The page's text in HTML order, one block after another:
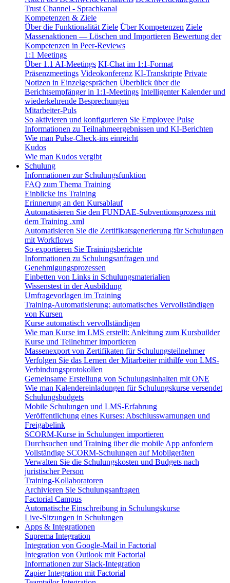
Trust Channel - Sprachkanal
Kompetenzen & Ziele
Über die Funktionalität Ziele Über Kompetenzen Ziele
Massenaktionen — Löschen und Importieren Bewertung der
Kompetenzen in Peer-Reviews
1:1 Meetings
Über 1.1 AI-Meetings KI-Chat im 1:1-Format
Präsenzmeetings Videokonferenz KI-Transkripte Private
Notizen in Einzelgesprächen Überblick über die
Berichtsempfänger in 1:1-Meetings Intelligenter Kalender und
wiederkehrende Besprechungen
Mitarbeiter-Puls
So aktivieren und konfigurieren Sie Employee Pulse
Informationen zu Teilnahmeergebnissen und KI-Berichten
Wie man Pulse-Check-ins einreicht
Kudos
Wie man Kudos vergibt
Schulung
Informationen zur Schulungsfunktion
FAQ zum Thema Training
Einblicke ins Training
Erinnerung an den Kursablauf
Automatisieren Sie den FUNDAE-Subventionsprozess mit
dem Training .xml
Automatisieren Sie die Zertifikatsgenerierung für Schulungen
mit Workflows
So exportieren Sie Trainingsberichte
Informationen zu Schulungsanfragen und
Genehmigungsprozessen
Einbetten von Links in Schulungsmaterialien
Wissenstest in der Ausbildung
Umfragevorlagen im Training
Training-Automatisierung: automatisches Vervollständigen
von Kursen
Kurse automatisch vervollständigen
Wie man Kurse im LMS erstellt: Anleitung zum Kursbuilder
Kurse und Teilnehmer importieren
Massenexport von Zertifikaten für Schulungsteilnehmer
Verfolgen Sie das Lernen der Mitarbeiter mithilfe von LMS-
Verbindungsprotokollen
Gemeinsame Erstellung von Schulungsinhalten mit ONE
Wie man Kalendereinladungen für Schulungskurse versendet
Schulungsbudgets
Mobile Schulungen und LMS-Erfahrung
Veröffentlichung eines Kurses: Abschlusswarnungen und
Freigabelink
SCORM-Kurse in Schulungen importieren
Durchsuchen und Training über die mobile App anfordern
Vollständige SCORM-Schulungen auf Mobilgeräten
Verwalten Sie die Schulungskosten und Budgets nach
juristischer Person
Training-Kollaboratoren
Archivieren Sie Schulungsanfragen
Factorial Campus
Automatische Einschreibung in Schulungskurse
Live-Sitzungen in Schulungen
Apps & Integrationen
Suprema Integration
Integration von Google-Mail in Factorial
Integration von Outlook mit Factorial
Informationen zur Slack-Integration
Zapier Integration mit Factorial